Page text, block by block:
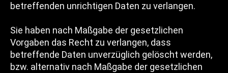
betreffenden unrichtigen Daten zu verlangen.
Sie haben nach Maßgabe der gesetzlichen
Vorgaben das Recht zu verlangen, dass
betreffende Daten unverzüglich gelöscht werden,
bzw. alternativ nach Maßgabe der gesetzlichen